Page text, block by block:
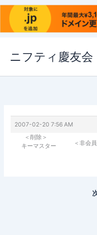
ス
ニフティ慶友会
2007-02-20 7:56 AM
＜削除＞
キーマスター
＜非会